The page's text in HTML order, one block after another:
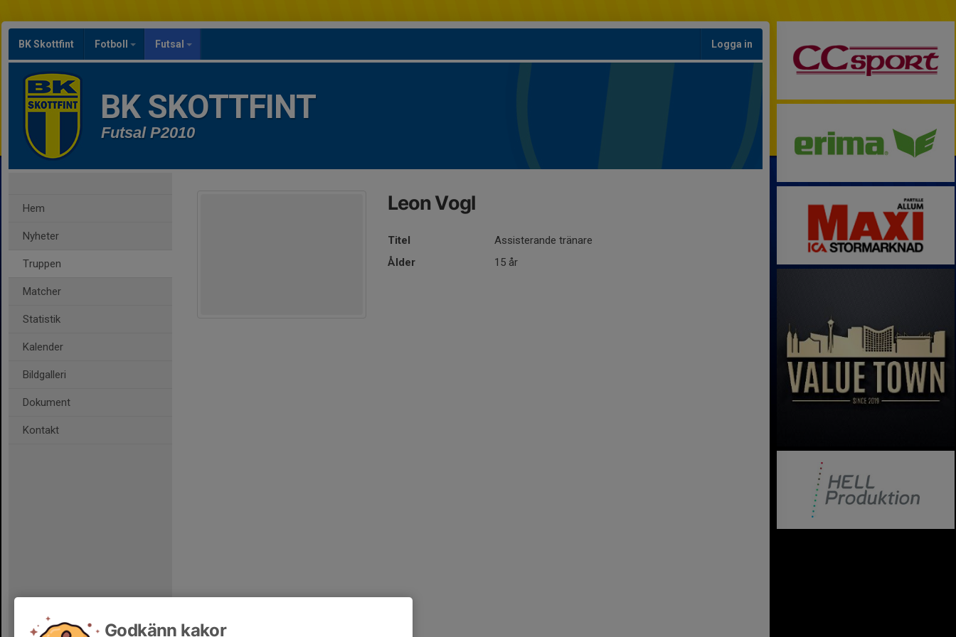
BK Skottfint Fotboll Futsal Logga in
BK SKOTTFINT
Futsal P2010
Hem
Nyheter
Truppen
Matcher
Statistik
Kalender
Bildgalleri
Dokument
Kontakt
Leon Vogl
Titel
Assisterande tränare
Ålder
15 år
Godkänn kakor